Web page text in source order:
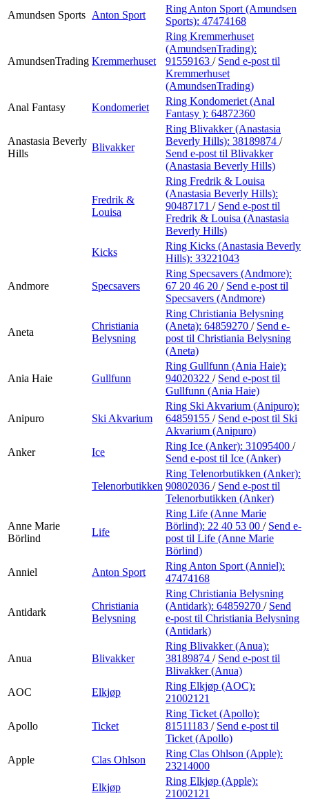
Amundsen Sports Anton Sport
Ring Anton Sport (Amundsen
Sports): 47474168
AmundsenTrading Kremmerhuset
Ring Kremmerhuset
(AmundsenTrading):
91559163 / Send e-post til
Kremmerhuset
(AmundsenTrading)
Anal Fantasy
Kondomeriet
Ring Kondomeriet (Anal
Fantasy ): 64872360
Anastasia Beverly
Hills
Blivakker
Ring Blivakker (Anastasia
Beverly Hills): 38189874 /
Send e-post til Blivakker
(Anastasia Beverly Hills)
Fredrik &
Louisa
Ring Fredrik & Louisa
(Anastasia Beverly Hills):
90487171 / Send e-post til
Fredrik & Louisa (Anastasia
Beverly Hills)
Kicks
Ring Kicks (Anastasia Beverly
Hills): 33221043
Andmore Specsavers
Ring Specsavers (Andmore):
67 20 46 20 / Send e-post til
Specsavers (Andmore)
Aneta
Christiania
Belysning
Ring Christiania Belysning
(Aneta): 64859270 / Send e-
post til Christiania Belysning
(Aneta)
Ania Haie Gullfunn
Ring Gullfunn (Ania Haie):
94020322 / Send e-post til
Gullfunn (Ania Haie)
Anipuro Ski Akvarium
Ring Ski Akvarium (Anipuro):
64859155 / Send e-post til Ski
Akvarium (Anipuro)
Anker
Ice
Ring Ice (Anker): 31095400 /
Send e-post til Ice (Anker)
Telenorbutikken
Ring Telenorbutikken (Anker):
90802036 / Send e-post til
Telenorbutikken (Anker)
Anne Marie
Börlind
Life
Ring Life (Anne Marie
Börlind): 22 40 53 00 / Send e-
post til Life (Anne Marie
Börlind)
Anniel
Anton Sport
Ring Anton Sport (Anniel):
47474168
Antidark
Christiania
Belysning
Ring Christiania Belysning
(Antidark): 64859270 / Send
e-post til Christiania Belysning
(Antidark)
Anua Blivakker
Ring Blivakker (Anua):
38189874 / Send e-post til
Blivakker (Anua)
AOC
Elkjøp
Ring Elkjøp (AOC):
21002121
Apollo Ticket
Ring Ticket (Apollo):
81511183 / Send e-post til
Ticket (Apollo)
Apple
Clas Ohlson
Ring Clas Ohlson (Apple):
23214000
Elkjøp
Ring Elkjøp (Apple):
21002121